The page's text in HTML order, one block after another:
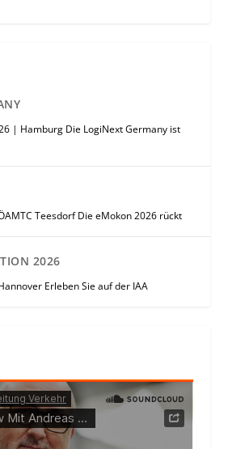
| Hamburg Die LogiNext Germany ist
Teesdorf Die eMokon 2026 rückt
2026
Erleben Sie auf der IAA